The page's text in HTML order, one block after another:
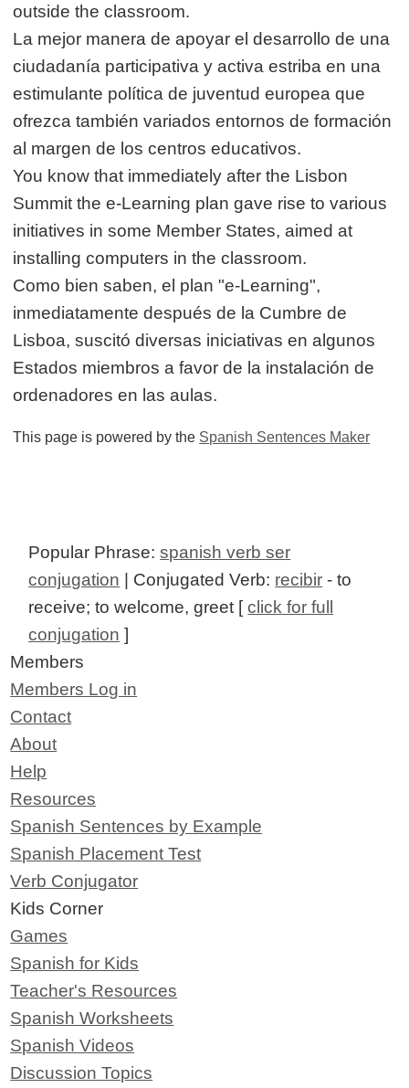
outside the classroom.
La mejor manera de apoyar el desarrollo de una
ciudadanía participativa y activa estriba en una
estimulante política de juventud europea que
ofrezca también variados entornos de formación
al margen de los centros educativos.
You know that immediately after the Lisbon
Summit the e-Learning plan gave rise to various
initiatives in some Member States, aimed at
installing computers in the classroom.
Como bien saben, el plan "e-Learning",
inmediatamente después de la Cumbre de
Lisboa, suscitó diversas iniciativas en algunos
Estados miembros a favor de la instalación de
ordenadores en las aulas.
This page is powered by the Spanish Sentences Maker
Popular Phrase:spanish verb ser
conjugation | Conjugated Verb: recibir - to
receive; to welcome, greet [click for full
conjugation ]
Members
Members Log in
Contact
About
Help
Resources
Spanish Sentences by Example
Spanish Placement Test
Verb Conjugator
Kids Corner
Games
Spanish for Kids
Teacher's Resources
Spanish Worksheets
Spanish Videos
Discussion Topics